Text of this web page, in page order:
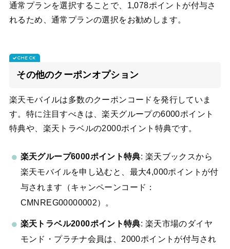
通常プランを選択することで、1,078ポイントが付与さ
れるため、通常プランの選択をお勧めします。
その他のクーポンオプション
楽天モバイルは多数のクーポンコードを発行していま
す。特に注目すべきは、楽天グループの6000ポイント
特典や、楽天トラベルの2000ポイント特典です。
楽天グループ6000ポイント特典: 楽天ブックスから
楽天モバイルを申し込むと、最大4,000ポイントが付
与されます（キャンペーンコード：
CMNREG00000002）。
楽天トラベル2000ポイント特典: 楽天市場のダイヤ
モンド・プラチナ会員は、2000ポイントが付与され